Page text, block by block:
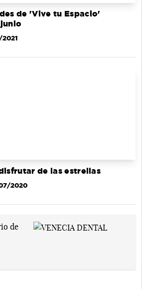
de 'Vive tu Espacio'
de las estrellas
2020